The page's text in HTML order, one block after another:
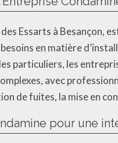
Essarts à Besançon,
en matière
particuliers, les
avec
de fuites, la mise en
pour une